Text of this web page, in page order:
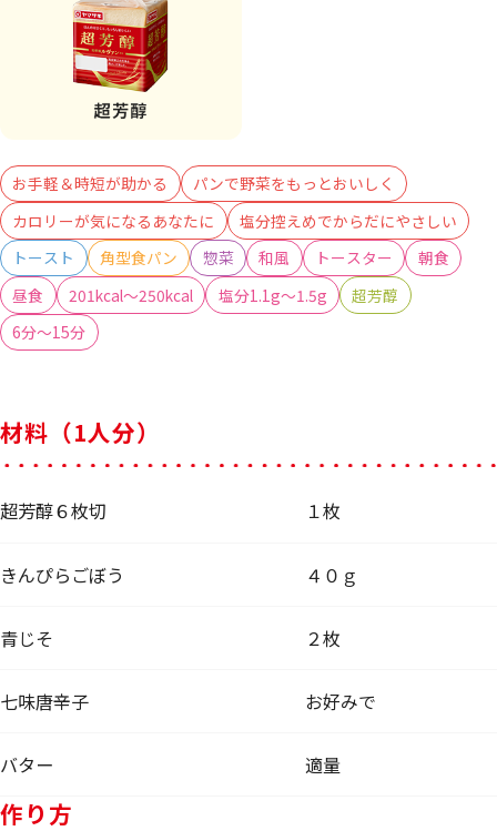
お手軽＆時短が助かる
パンで野菜をもっとおいしく
カロリーが気になるあなたに
塩分控えめでからだにやさしい
トースト
角型食パン 惣菜 和風 トースター
朝食
昼食
201kcal～250kcal 塩分1.1g～1.5g
超芳醇
6分～15分
材料（1人分）
超芳醇６枚切 １枚
きんぴらごぼう ４０ｇ
青じそ ２枚
七味唐辛子 お好みで
バター 適量
作り方